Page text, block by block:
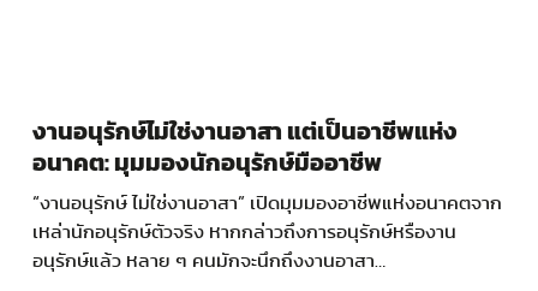
งานอนุรักษ์ไม่ใช่งานอาสา แต่เป็นอาชีพแห่ง
อนาคต: มุมมองนักอนุรักษ์มืออาชีพ
“งานอนุรักษ์ ไม่ใช่งานอาสา” เปิดมุมมองอาชีพแห่งอนาคตจาก
เหล่านักอนุรักษ์ตัวจริง หากกล่าวถึงการอนุรักษ์หรืองาน
อนุรักษ์แล้ว หลาย ๆ คนมักจะนึกถึงงานอาสา…